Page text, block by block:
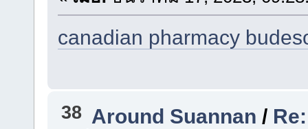
canadian pharmacy
38 Around Suannan /